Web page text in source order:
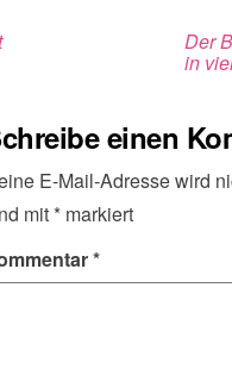
Der
in
einen
E-Mail-Adresse wird
mit *markiert
*